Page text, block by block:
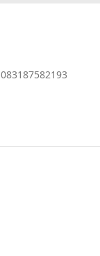
083187582193